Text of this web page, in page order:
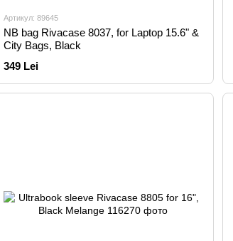
Артикул: 89645
NB bag Rivacase 8037, for Laptop 15.6" &
City Bags, Black
349 Lei